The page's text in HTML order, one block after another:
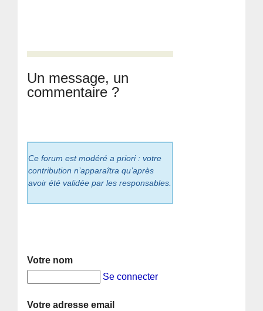
Un message, un
commentaire ?
Ce forum est modéré a priori : votre
contribution n’apparaîtra qu’après
avoir été validée par les responsables.
Votre nom
Se connecter
Votre adresse email